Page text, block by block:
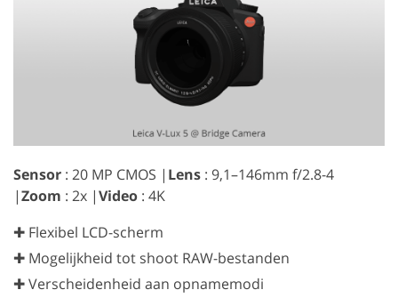
Sensor : 20 MP CMOS | Lens : 9,1–146mm f/2.8-4
|Zoom : 2x |Video : 4K
✚ Flexibel LCD-scherm
✚ Mogelijkheid tot shoot RAW-bestanden
✚ Verscheidenheid aan opnamemodi